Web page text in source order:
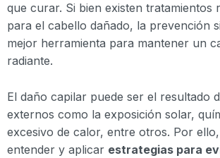
que curar. Si bien existen tratamientos
para el cabello dañado, la prevención
mejor herramienta para mantener un
radiante.
El daño capilar puede ser el resultado
externos como la exposición solar,
excesivo de calor, entre otros. Por
entender y aplicar estrategias para